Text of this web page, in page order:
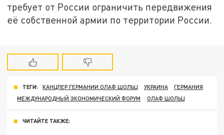
требует от России ограничить передвижения
её собственной армии по территории России.
ТЕГИ: КАНЦЛЕР ГЕРМАНИИ ОЛАФ ШОЛЬЦ УКРАИНА
ГЕРМАНИЯ
МЕЖДУНАРОДНЫЙ ЭКОНОМИЧЕСКИЙ ФОРУМ
ОЛАФ ШОЛЬЦ
ЧИТАЙТЕ ТАКЖЕ: